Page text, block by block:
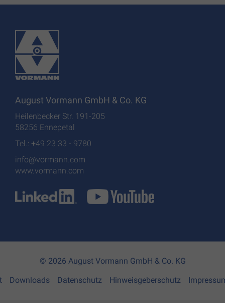
August Vormann GmbH & Co. KG
Heilenbecker Str. 191-205
58256 Ennepetal
Tel.: +49 23 33 - 9780
info@vormann.com
www.vormann.com
© 2026 August Vormann GmbH & Co. KG
Downloads Datenschutz Hinweisgeberschutz